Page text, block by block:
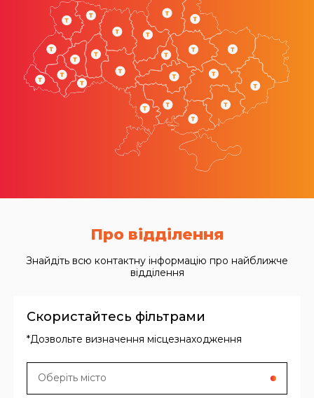
Про відділення
Знайдіть всю контактну інформацію про найближче
відділення
Скористайтесь фільтрами
*Дозвольте визначення місцезнаходження
Оберіть місто